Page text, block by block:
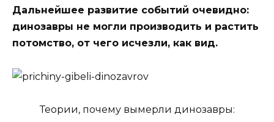
Дальнейшее развитие событий очевидно:
динозавры не могли производить и растить
потомство, от чего исчезли, как вид.
Теории, почему вымерли динозавры: